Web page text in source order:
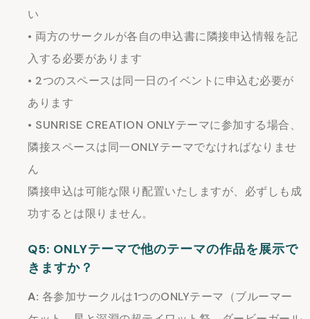
い
• 両方のサークルが各自の申込書に隣接申込情報を記
入する必要があります
• 2つのスペースは同一日のイベントに申込む必要が
あります
• SUNRISE CREATION ONLYテーマに参加する場合、
隣接スペースは同一ONLYテーマでなければなりませ
ん
隣接申込は可能な限り配置いたしますが、必ずしも成
功するとは限りません。
Q5: ONLYテーマで他のテーマの作品を展示で
きますか？
A: 各参加サークルは1つのONLYテーマ（ブルーマー